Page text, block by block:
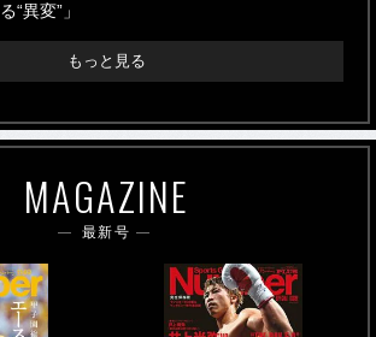
る“異変”」
もっと見る
MAGAZINE
最新号